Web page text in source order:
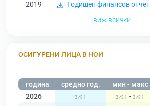
2019
Годишен финансов отчет
виж всички
ОСИГУРЕНИ ЛИЦА В НОИ
година средно год. мин - макс
2026
-